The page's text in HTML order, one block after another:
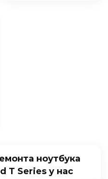
ноутбука
T Series у нас